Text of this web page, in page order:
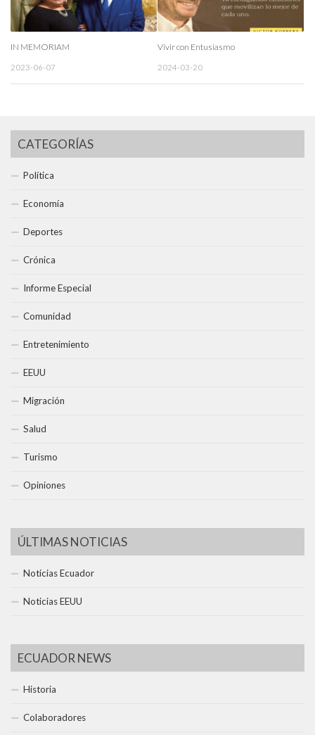
IN MEMORIAM
2023-06-07
Vivir con Entusiasmo
2024-03-20
CATEGORÍAS
Política
Economía
Deportes
Crónica
Informe Especial
Comunidad
Entretenimiento
EEUU
Migración
Salud
Turismo
Opiniones
ÚLTIMAS NOTICIAS
Noticias Ecuador
Noticias EEUU
ECUADOR NEWS
Historia
Colaboradores